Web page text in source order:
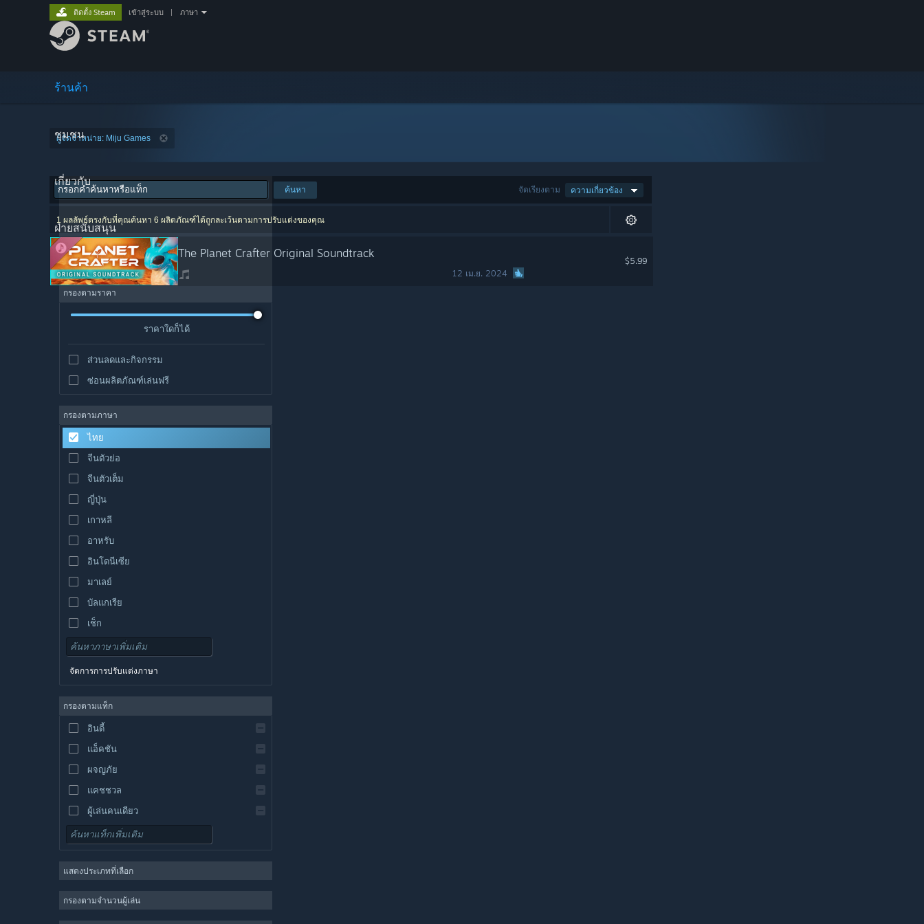
ร้านค้า
ชุมชน
เกี่ยวกับ
ฝ่ายสนับสนุน
ติดตั้ง Steam เข้าสู่ระบบ ภาษา
ผู้จัดจำหน่าย: Miju Games
จัดเรียงตาม ความเกี่ยวข้อง
ค้นหา
1 ผลลัพธ์ตรงกับที่คุณค้นหา 6 ผลิตภัณฑ์ได้ถูกละเว้นตามการปรับแต่งของคุณ
The Planet Crafter Original Soundtrack
12 เม.ย. 2024
$5.99
กรองตามราคา
ราคาใดก็ได้
ส่วนลดและกิจกรรม
ซ่อนผลิตภัณฑ์เล่นฟรี
กรองตามภาษา
ไทย
จีนตัวย่อ
จีนตัวเต็ม
ญี่ปุ่น
เกาหลี
อาหรับ
อินโดนีเซีย
มาเลย์
บัลแกเรีย
เช็ก
เดนมาร์ก
สเปน
สเปน-ลาตินอเมริกา
กรีก
จัดการการปรับแต่งภาษา
กรองตามแท็ก
อินดี้
แอ็คชัน
ผจญภัย
แคชชวล
ผู้เล่นคนเดียว
จำลองสถานการณ์
กลยุทธ์
แสดงประเภทที่เลือก
กรองตามจำนวนผู้เล่น